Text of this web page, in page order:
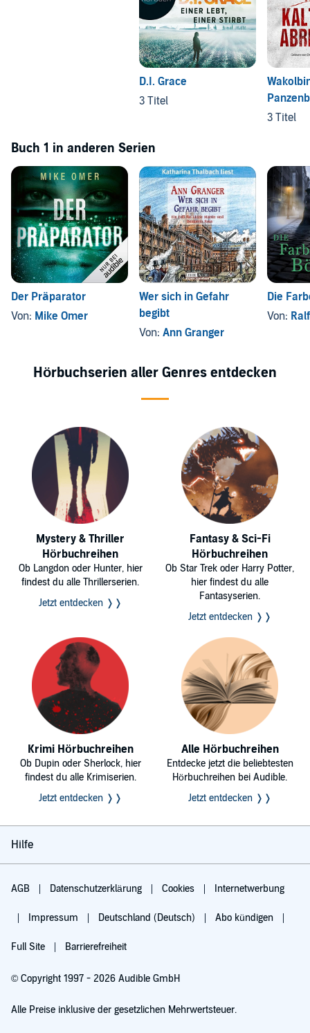
D.I. Grace
3 Titel
3 Titel
Buch 1 in anderen Serien
Der Präparator
Von: Mike Omer
Wer sich in Gefahr
begibt
Von: Ann Granger
Die
Von:
Hörbuchserien aller Genres entdecken
Mystery & Thriller
Hörbuchreihen
Ob Langdon oder Hunter, hier
findest du alle Thrillerserien.
Jetzt entdecken ❭❭
Fantasy & Sci-Fi
Hörbuchreihen
Ob Star Trek oder Harry Potter,
hier findest du alle
Fantasyserien.
Jetzt entdecken ❭❭
Krimi Hörbuchreihen
Ob Dupin oder Sherlock, hier
findest du alle Krimiserien.
Jetzt entdecken ❭❭
Alle Hörbuchreihen
Entdecke jetzt die beliebtesten
Hörbuchreihen bei Audible.
Jetzt entdecken ❭❭
Hilfe
AGB Datenschutzerklärung Cookies Internetwerbung
Impressum Deutschland (Deutsch) Abo kündigen
Full Site Barrierefreiheit
© Copyright 1997 - 2026 Audible GmbH
Alle Preise inklusive der gesetzlichen Mehrwertsteuer.